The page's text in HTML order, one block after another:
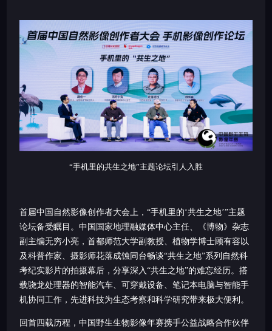
“手机里的共生之地”主题论坛引人入胜
首届中国自然影像创作者大会上，“手机里的‘共生之地’”主题
论坛备受瞩目。中国国家地理融媒体中心主任、《博物》杂志
副主编无穷小亮，首都师范大学副教授、植物学博士顾有容以
及科普作家、摄影师花落成蚀同台畅谈“共生之地”系列自然科
考纪实影片的拍摄幕后，分享深入“共生之地”的难忘经历。搭
载骁龙处理器的智能汽车、可穿戴设备、笔记本电脑与智能手
机协同工作，先进科技为生态考察和科学研究带来极大便利。
回首四载历程，中国野生生物影像年赛携手公益战略合作伙伴